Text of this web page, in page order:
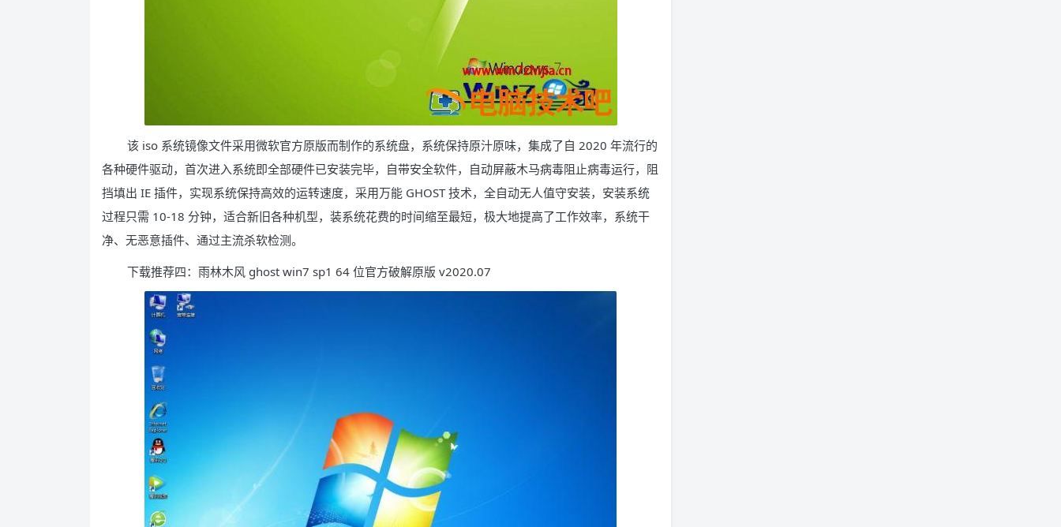
该 iso 系统镜像文件采用微软官方原版而制作的系统盘，系统保持原汁原味，集成了自 2020 年流行的
各种硬件驱动，首次进入系统即全部硬件已安装完毕，自带安全软件，自动屏蔽木马病毒阻止病毒运行，阻
挡填出 IE 插件，实现系统保持高效的运转速度，采用万能 GHOST 技术，全自动无人值守安装，安装系统
过程只需 10-18 分钟，适合新旧各种机型，装系统花费的时间缩至最短，极大地提高了工作效率，系统干
净、无恶意插件、通过主流杀软检测。
下载推荐四：雨林木风 ghost win7 sp1 64 位官方破解原版 v2020.07